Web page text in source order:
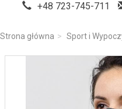
+48 723-745-711
Strona główna Sport i